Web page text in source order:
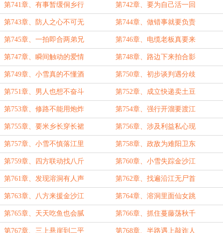
第741章、有事暂缓侗乡行 第742章、要为自己活一回
第743章、防人之心不可无 第744章、做错事就要负责
第745章、一拍即合两弟兄 第746章、电缆老板真要来
第747章、瞬间触动的爱情 第748章、路边下来拍合影
第749章、小雪真的不懂酒 第750章、初步谈判遇分歧
第751章、男人也想不奋斗 第752章、成立快递卖土豆
第753章、修路不能用炮炸 第754章、强行开溜要渡江
第755章、要米乡长穿长裙 第756章、涉及利益私心现
第757章、小雪不慎落江里 第758章、政敌为难阳卫东
第759章、四方联动找八斤 第760章、小雪失踪金沙江
第761章、发现溶洞有人声 第762章、找遍沿江无尸首
第763章、八方来援金沙江 第764章、溶洞里面仙女跳
第765章、天天吃鱼也会腻 第766章、抓住蔓藤荡秋千
第767章、三上悬崖到二平 第768章、半路遇上敲诈人